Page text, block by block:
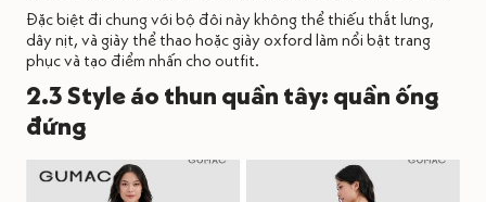
Đặc biệt đi chung với bộ đôi này không thể thiếu thắt lưng,
dây nịt, và giày thể thao hoặc giày oxford làm nổi bật trang
phục và tạo điểm nhấn cho outfit.
2.3 Style áo thun quần tây: quần ống
đứng